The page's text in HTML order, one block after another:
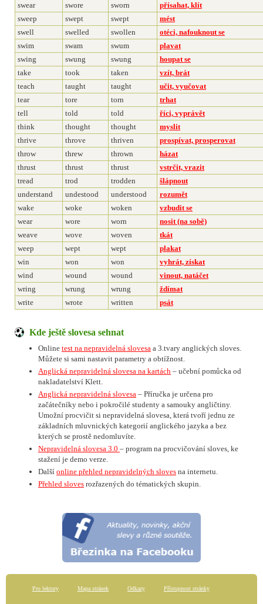
swear
swore sworn
přísahat, klít
sweep
swept swept
mést
swell
swelled swollen
otéci, nafouknout se
swim
swam swum
plavat
swing
swung swung
houpat se
take
took taken
vzít, brát
teach
taught taught
učit, vyučovat
tear
tore torn
trhat
tell
told told
říci, vyprávět
think
thought thought
myslit
thrive
throve thriven
prospívat, prosperovat
throw
threw thrown
házat
thrust
thrust thrust
vstrčit, vrazit
tread
trod trodden
šlápnout
understand
undestood understood
rozumět
wake
woke woken
vzbudit se
wear
wore worn
nosit (na sobě)
weave
wove woven
tkát
weep
wept wept
plakat
win
won won
vyhrát, získat
wind
wound wound
vinout, natáčet
wring
wrung wrung
ždímat
write
wrote written psát
Kde ještě slovesa sehnat
Online test na nepravidelná slovesa a 3.tvary anglických sloves.
Můžete si sami nastavit parametry a obtížnost.
Anglická nepravidelná slovesa na kartách – učební pomůcka od
nakladatelství Klett.
Anglická nepravidelná slovesa – Příručka je určena pro
začátečníky nebo i pokročilé studenty a samouky angličtiny.
Umožní procvičit si nepravidelná slovesa, která tvoří jednu ze
základních mluvnických kategorií anglického jazyka a bez
kterých se prostě nedomluvíte.
Nepravidelná slovesa 3.0 – program na procvičování sloves, ke
stažení je demo verze.
Další online přehled nepravidelných sloves na internetu.
Přehled sloves rozřazených do tématických skupin.
Pro lektory Mapa stránek Odkazy Přístupnost stránky